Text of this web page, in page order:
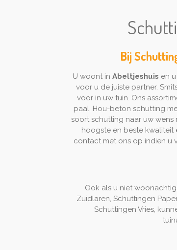
Bij
U woont in Abeltjeshuis en
voor u de juiste partner.
voor in uw tuin. Ons
paal, Hou-beton schutting
soort schutting naar uw
hoogste en beste kwaliteit
contact met ons op indien u
Ook als u niet
Zuidlaren, Schuttingen
Schuttingen Vries,